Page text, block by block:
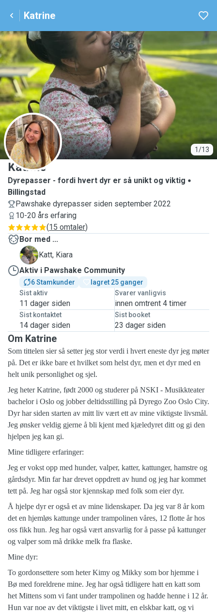
Katrine
1/13
K
Katrine
Dyrepasser - fordi hvert dyr er så unikt og viktig
Billingstad
Pawshake dyrepasser siden september 2022
10-20 års erfaring
(15 omtaler)
Bor med ...
K
Katt, Kiara
Aktiv i Pawshake Community
6 Stamkunder
lagret 25 ganger
Sist aktiv
11 dager siden
Svarer vanligvis
innen omtrent 4 timer
Sist kontaktet
14 dager siden
Sist booket
23 dager siden
Om Katrine
Som tittelen sier så setter jeg stor verdi i hvert eneste dyr jeg møter
på. Det er ikke bare et hvilket som helst dyr, men et dyr med en
helt unik personlighet og sjel.
Jeg heter Katrine, født 2000 og studerer på NSKI - Musikkteater
bachelor i Oslo og jobber deltidsstilling på Dyrego Zoo Oslo City.
Dyr har siden starten av mitt liv vært ett av mine viktigste livsmål.
Jeg ønsker veldig gjerne å bli kjent med kjæledyret ditt og gi den
hjelpen jeg kan gi.
Mine tidligere erfaringer:
Jeg er vokst opp med hunder, valper, katter, kattunger, hamstre og
gårdsdyr. Min far har drevet oppdrett av hund og jeg har kommet
tett på. Jeg har også stor kjennskap med folk som eier dyr.
Å hjelpe dyr er også et av mine lidenskaper. Da jeg var 8 år kom
det en hjemløs kattunge under trampolinen våres, 12 flotte år hos
oss fikk hun. Jeg har også vært ansvarlig for å passe på kattunger
og valper som må drikke melk fra flaske.
Mine dyr:
To gordonsettere som heter Kimy og Mikky som bor hjemme i
Bø med foreldrene mine. Jeg har også tidligere hatt en katt som
het Mittens som vi fant under trampolinen og hadde henne i 12 år.
Hun var noe av det viktigste i livet mitt, en elskbar katt, og vi